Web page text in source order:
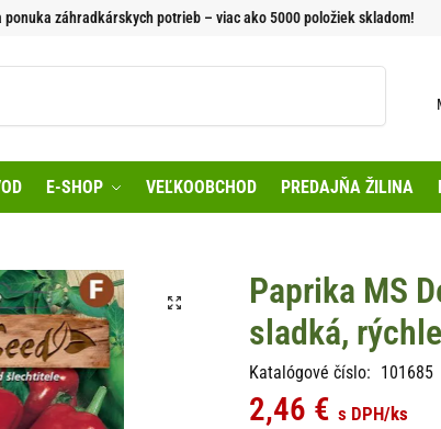
ponuka záhradkárskych potrieb – viac ako 5000 položiek skladom!
E-SHOP VEĽKOOBCHOD PREDAJŇA ŽILINA
Paprika MS
sladká,
Katalógové číslo: 101685
2,46 € s DPH/ks